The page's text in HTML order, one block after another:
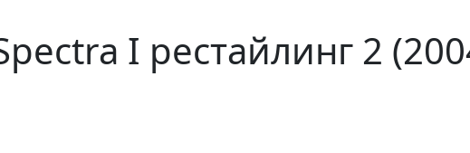
I рестайлинг 2